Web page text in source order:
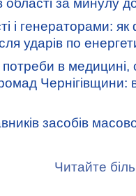
області за минулу
і генераторами: як
ударів по
в медицині,
Чернігівщини:
засобів
Читайте